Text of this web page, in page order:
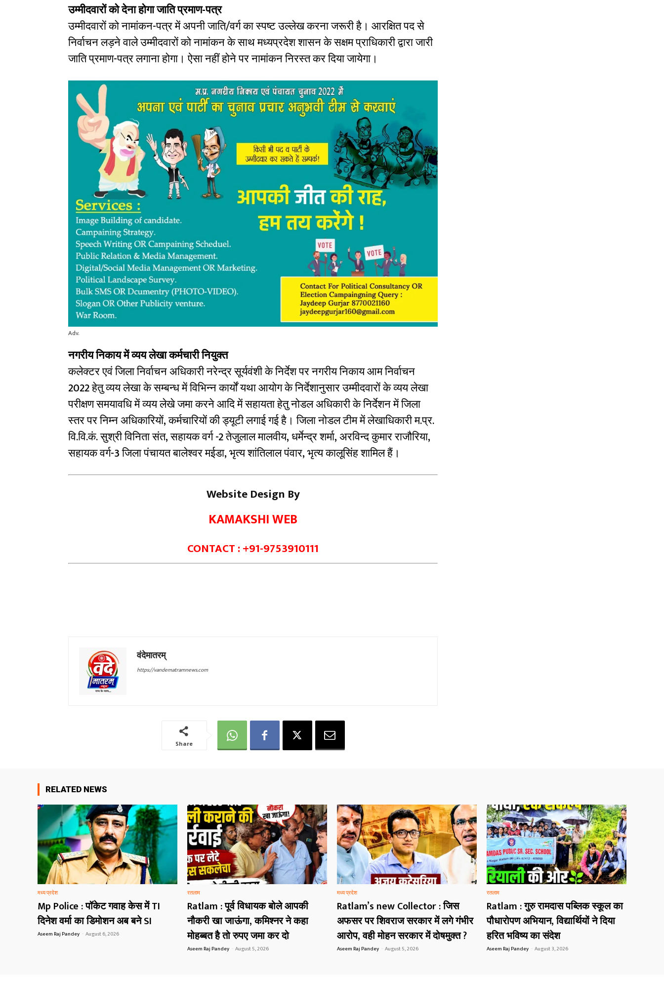
उम्मीदवारों को देना होगा जाति प्रमाण-पत्र
उम्मीदवारों को नामांकन-पत्र में अपनी जाति/वर्ग का स्पष्ट उल्लेख करना जरूरी है। आरक्षित पद से
निर्वाचन लड़ने वाले उम्मीदवारों को नामांकन के साथ मध्यप्रदेश शासन के सक्षम प्राधिकारी द्वारा जारी
जाति प्रमाण-पत्र लगाना होगा। ऐसा नहीं होने पर नामांकन निरस्त कर दिया जायेगा।
Adv.
नगरीय निकाय में व्यय लेखा कर्मचारी नियुक्त
कलेक्टर एवं जिला निर्वाचन अधिकारी नरेन्द्र सूर्यवंशी के निर्देश पर नगरीय निकाय आम निर्वाचन
2022 हेतु व्यय लेखा के सम्बन्ध में विभिन्न कार्यों यथा आयोग के निर्देशानुसार उम्मीदवारों के व्यय लेखा
परीक्षण समयावधि में व्यय लेखे जमा करने आदि में सहायता हेतु नोडल अधिकारी के निर्देशन में जिला
स्तर पर निम्न अधिकारियों, कर्मचारियों की ड्यूटी लगाई गई है। जिला नोडल टीम में लेखाधिकारी म.प्र.
वि.वि.कं. सुश्री विनिता संत, सहायक वर्ग -2 तेजुलाल मालवीय, धर्मेन्द्र शर्मा, अरविन्द कुमार राजौरिया,
सहायक वर्ग-3 जिला पंचायत बालेश्वर मईडा, भृत्य शांतिलाल पंवार, भृत्य कालूसिंह शामिल हैं।
Website Design By
KAMAKSHI WEB
CONTACT : +91-9753910111
वंदेमातरम्
https://vandematramnews.com
Share
RELATED NEWS
मध्य प्रदेश
Mp Police : पॉकेट गवाह केस में TI
दिनेश वर्मा का डिमोशन अब बने SI
Aseem Raj Pandey - August 6, 2026
रतलाम
Ratlam : पूर्व विधायक बोले आपकी
नौकरी खा जाऊंगा, कमिश्नर ने कहा
मोहब्बत है तो रुपए जमा कर दो
Aseem Raj Pandey - August 5, 2026
मध्य प्रदेश
Ratlam’s new Collector : जिस
अफसर पर शिवराज सरकार में लगे गंभीर
आरोप, वही मोहन सरकार में दोषमुक्त ?
Aseem Raj Pandey - August 5, 2026
रतलाम
Ratlam : गुरु रामदास पब्लिक स्कूल का
पौधारोपण अभियान, विद्यार्थियों ने दिया
हरित भविष्य का संदेश
Aseem Raj Pandey - August 3, 2026